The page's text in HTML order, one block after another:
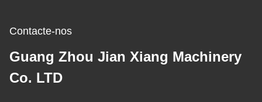
Contacte-nos
Guang Zhou Jian Xiang Machinery
Co. LTD